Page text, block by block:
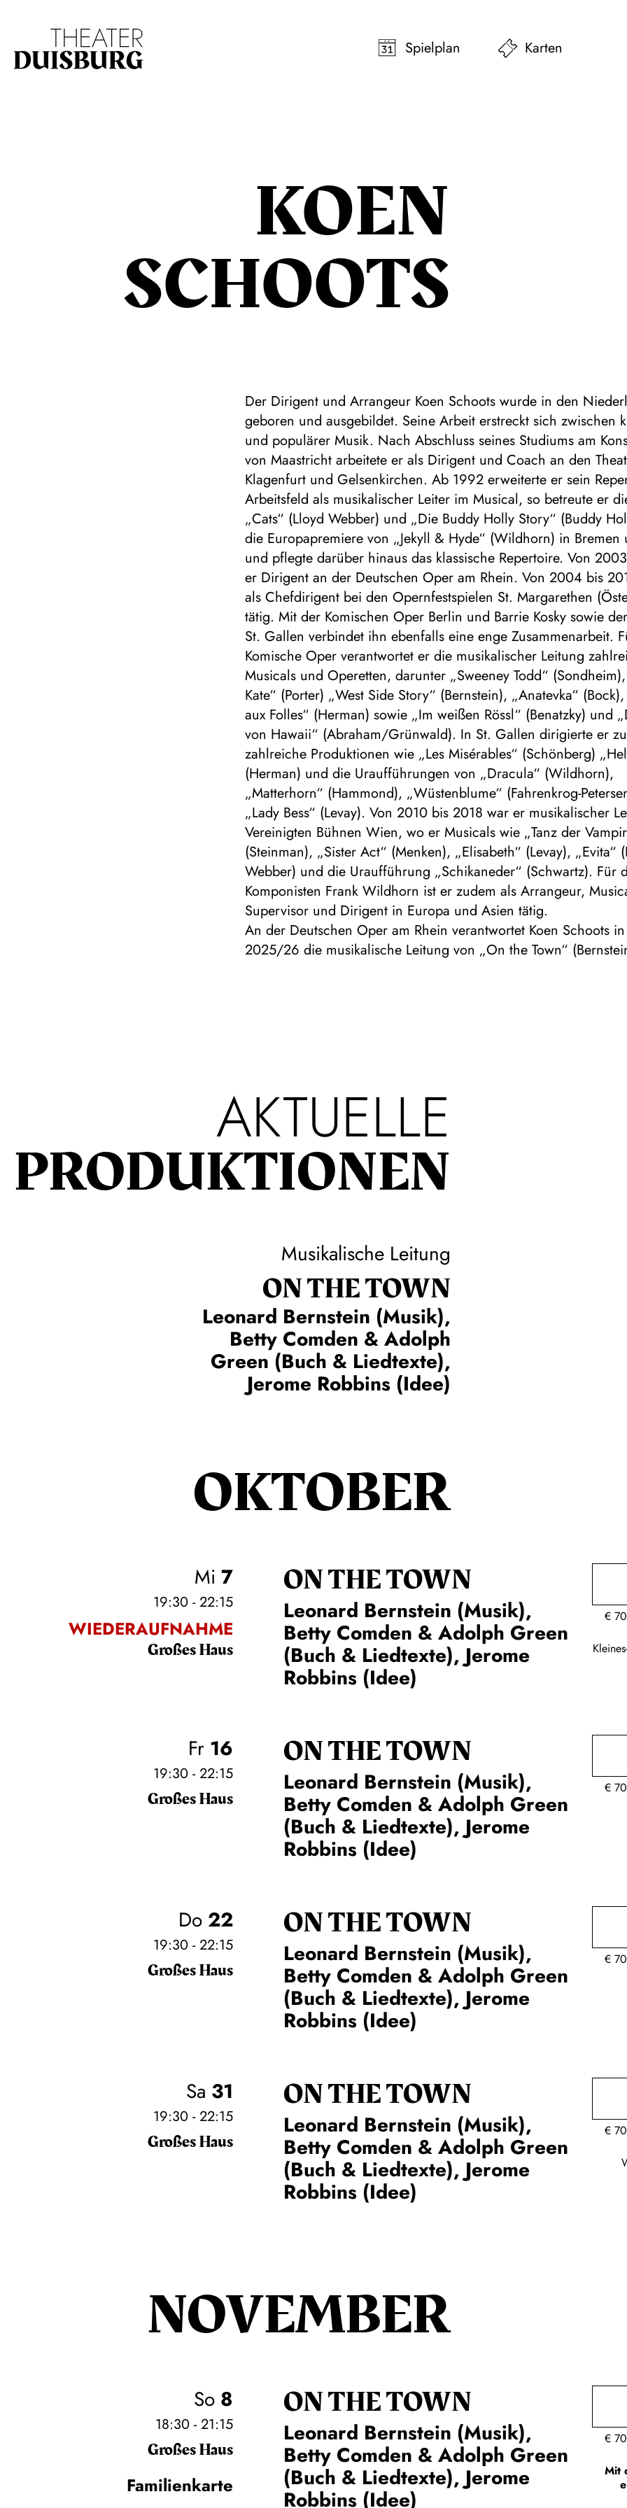
Spielplan
Karten
KOEN
SCHOOTS
Der Dirigent und Arrangeur Koen Schoots wurde in den
geboren und ausgebildet. Seine Arbeit erstreckt sich zwischen
und populärer Musik. Nach Abschluss seines Studiums am
von Maastricht arbeitete er als Dirigent und Coach an den
Klagenfurt und Gelsenkirchen. Ab 1992 erweiterte er sein
Arbeitsfeld als musikalischer Leiter im Musical, so betreute er
„Cats“ (Lloyd Webber) und „Die Buddy Holly Story“ (Buddy
die Europapremiere von „Jekyll & Hyde“ (Wildhorn) in Bremen
und pflegte darüber hinaus das klassische Repertoire. Von
er Dirigent an der Deutschen Oper am Rhein. Von 2004 bis
als Chefdirigent bei den Opernfestspielen St. Margarethen
tätig. Mit der Komischen Oper Berlin und Barrie Kosky sowie
St. Gallen verbindet ihn ebenfalls eine enge Zusammenarbeit.
Komische Oper verantwortet er die musikalischer Leitung
Musicals und Operetten, darunter „Sweeney Todd“
Kate“ (Porter) „West Side Story“ (Bernstein), „Anatevka“
aux Folles“ (Herman) sowie „Im weißen Rössl“ (Benatzky) und
von Hawaii“ (Abraham/Grünwald). In St. Gallen dirigierte er
zahlreiche Produktionen wie „Les Misérables“ (Schönberg)
(Herman) und die Uraufführungen von „Dracula“ (Wildhorn),
„Matterhorn“ (Hammond), „Wüstenblume“ (Fahrenkrog-
„Lady Bess“ (Levay). Von 2010 bis 2018 war er musikalischer
Vereinigten Bühnen Wien, wo er Musicals wie „Tanz der
(Steinman), „Sister Act“ (Menken), „Elisabeth“ (Levay), „Evita“
Webber) und die Uraufführung „Schikaneder“ (Schwartz). Für
Komponisten Frank Wildhorn ist er zudem als Arrangeur,
Supervisor und Dirigent in Europa und Asien tätig.
An der Deutschen Oper am Rhein verantwortet Koen Schoots
2025/26 die musikalische Leitung von „On the Town“
AKTUELLE
PRODUKTIONEN
Musikalische Leitung
ON THE TOWN
Leonard Bernstein (Musik),
Betty Comden & Adolph
Green (Buch & Liedtexte),
Jerome Robbins (Idee)
OKTOBER
Mi 7
19:30 - 22:15
WIEDERAUFNAHME
Großes Haus
ON THE TOWN
Leonard Bernstein (Musik),
Betty Comden & Adolph Green
(Buch & Liedtexte), Jerome
Robbins (Idee)
€
Fr 16
19:30 - 22:15
Großes Haus
ON THE TOWN
Leonard Bernstein (Musik),
Betty Comden & Adolph Green
(Buch & Liedtexte), Jerome
Robbins (Idee)
€
Do22
19:30 - 22:15
Großes Haus
ON THE TOWN
Leonard Bernstein (Musik),
Betty Comden & Adolph Green
(Buch & Liedtexte), Jerome
Robbins (Idee)
€
Sa 31
19:30 - 22:15
Großes Haus
ON THE TOWN
Leonard Bernstein (Musik),
Betty Comden & Adolph Green
(Buch & Liedtexte), Jerome
Robbins (Idee)
€
NOVEMBER
So 8
18:30 - 21:15
Großes Haus
Familienkarte
ON THE TOWN
Leonard Bernstein (Musik),
Betty Comden & Adolph Green
(Buch & Liedtexte), Jerome
Robbins (Idee)
€
Mit